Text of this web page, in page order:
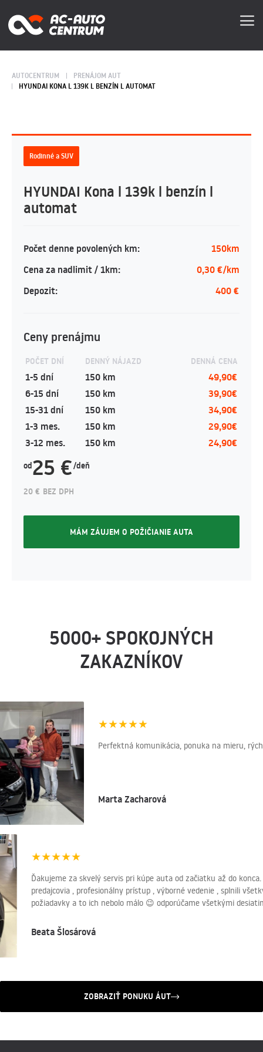
AUTOCENTRUM
PRENÁJOM AUT
HYUNDAI KONA L 139K L BENZÍN L AUTOMAT
Rodinné a SUV
HYUNDAI Kona l 139k l benzín l
automat
Počet denne povolených km:
150km
Cena za nadlimit / 1km:
0,30 €/km
Depozit:
400 €
Ceny prenájmu
POČET DNÍ DENNÝ NÁJAZD DENNÁ CENA
1-5 dní 150 km
49,90€
6-15 dní
150 km
39,90€
15-31 dní
150 km
34,90€
1-3 mes.
150 km
29,90€
3-12 mes.
150 km 24,90€
od25 €/deň
20 € BEZ DPH
MÁM ZÁUJEM O POŽIČIANIE AUTA
5000+ SPOKOJNÝCH
ZAKAZNÍKOV
★★★★★
Perfektná komunikácia, ponuka na mieru,
Marta Zacharová
★★★★★
Ďakujeme za skvelý servis pri kúpe auta od začiatku až do
predajcovia , profesionálny prístup , výborné vedenie , splnili
požiadavky a to ich nebolo málo 😉 odporúčame všetkými
Beata Šlosárová
ZOBRAZIŤ PONUKU ÁUT